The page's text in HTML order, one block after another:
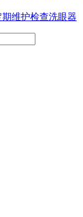
期维护检查洗眼器